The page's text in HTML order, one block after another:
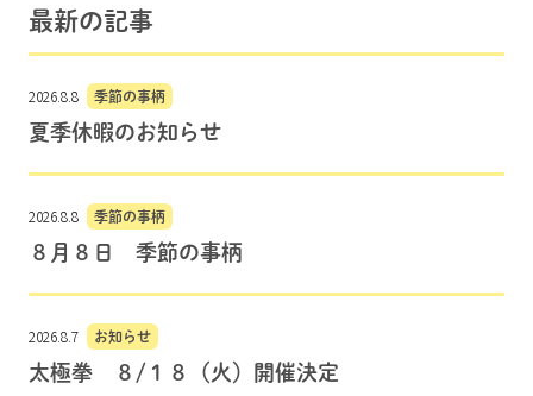
最新の記事
2026.8.8 季節の事柄
夏季休暇のお知らせ
2026.8.8 季節の事柄
８月８日 季節の事柄
2026.8.7 お知らせ
太極拳 ８/１８（火）開催決定